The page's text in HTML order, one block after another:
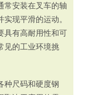
常安装在叉车的轴
实现平滑的运动。
具有高耐用性和可
见的工业环境挑
种尺码和硬度钢